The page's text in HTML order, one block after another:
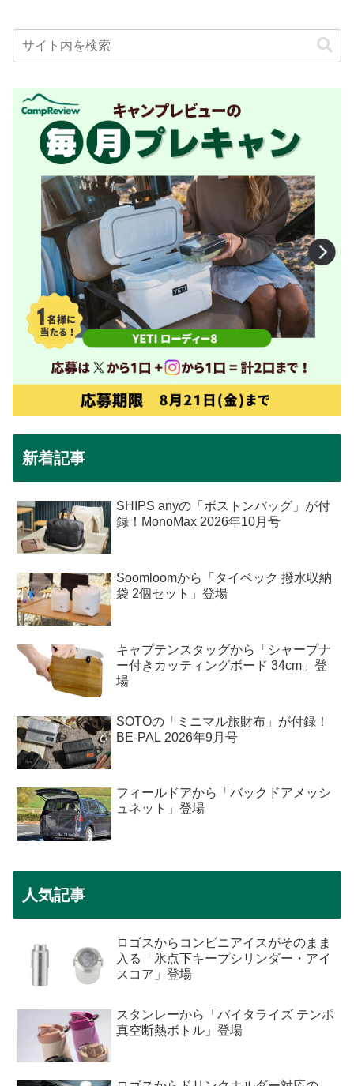
新着記事
SHIPS anyの「ボストンバッグ」が付
録！MonoMax 2026年10月号
Soomloomから「タイベック 撥水収納
袋 2個セット」登場
キャプテンスタッグから「シャープナ
ー付きカッティングボード 34cm」登
場
SOTOの「ミニマル旅財布」が付録！
BE-PAL 2026年9月号
フィールドアから「バックドアメッシ
ュネット」登場
人気記事
ロゴスからコンビニアイスがそのまま
入る「氷点下キープシリンダー・アイ
スコア」登場
スタンレーから「バイタライズ テンポ
真空断熱ボトル」登場